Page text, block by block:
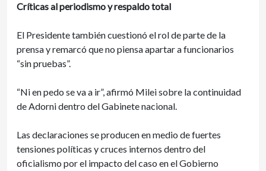
Críticas al periodismo y respaldo total
El Presidente también cuestionó el rol de parte de la
prensa y remarcó que no piensa apartar a funcionarios
“sin pruebas”.
“Ni en pedo se va a ir”, afirmó Milei sobre la continuidad
de Adorni dentro del Gabinete nacional.
Las declaraciones se producen en medio de fuertes
tensiones políticas y cruces internos dentro del
oficialismo por el impacto del caso en el Gobierno